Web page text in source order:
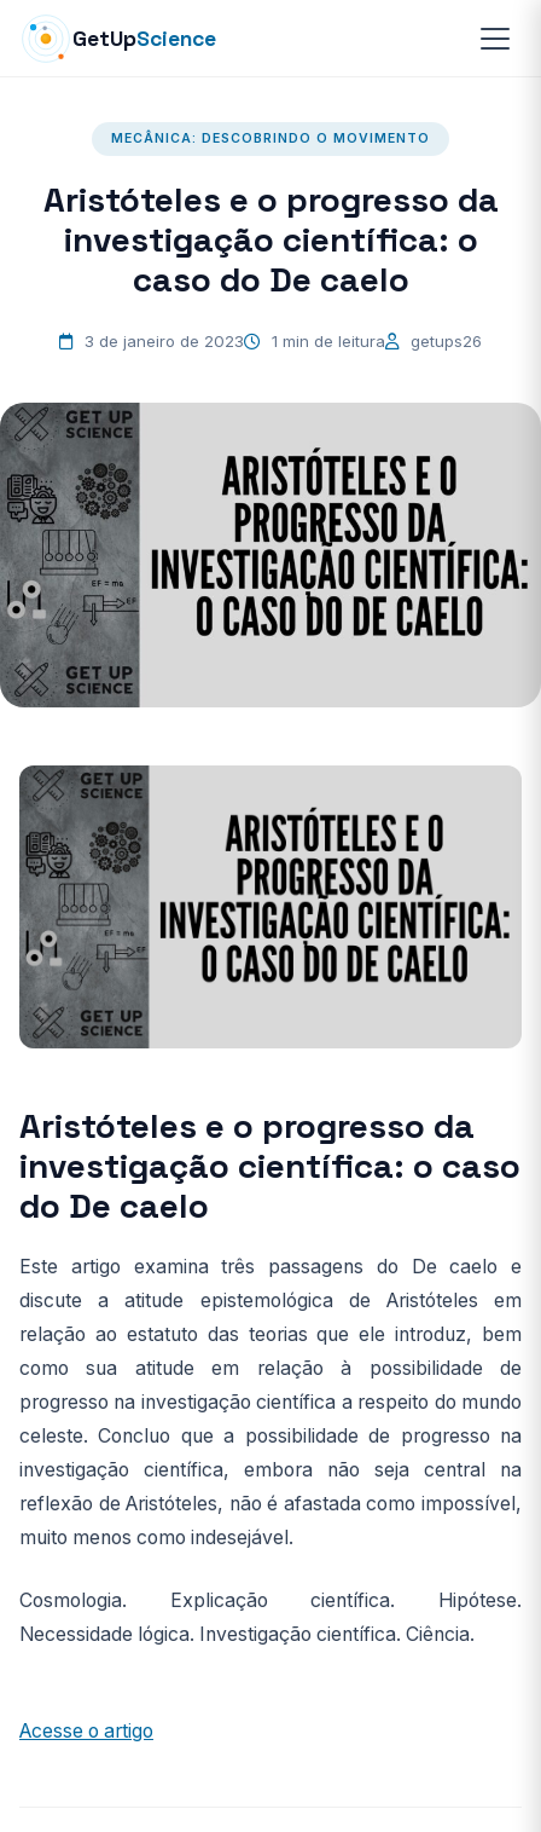
GetUpScience
MECÂNICA: DESCOBRINDO O MOVIMENTO
Aristóteles e o progresso da
investigação científica: o
caso do De caelo
3 de janeiro de 2023 1 min de leitura getups26
Aristóteles e o progresso da
investigação científica: o caso
do De caelo
Este artigo examina três passagens do De caelo e
discute a atitude epistemológica de Aristóteles em
relação ao estatuto das teorias que ele introduz, bem
como sua atitude em relação à possibilidade de
progresso na investigação científica a respeito do mundo
celeste. Concluo que a possibilidade de progresso na
investigação científica, embora não seja central na
reflexão de Aristóteles, não é afastada como impossível,
muito menos como indesejável.
Cosmologia. Explicação científica. Hipótese.
Necessidade lógica. Investigação científica. Ciência.
Acesse o artigo